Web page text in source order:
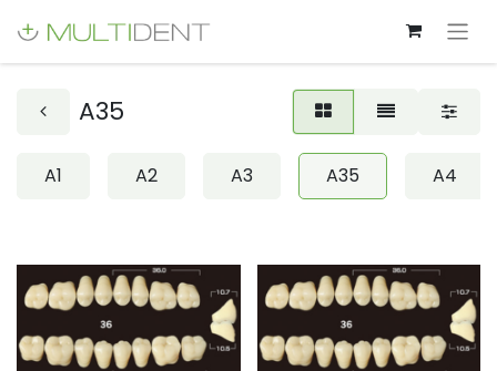
A35
A1 A2 A3 A35 A4